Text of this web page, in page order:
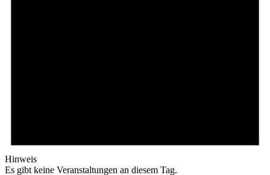
Hinweis
Es gibt keine Veranstaltungen an diesem Tag.